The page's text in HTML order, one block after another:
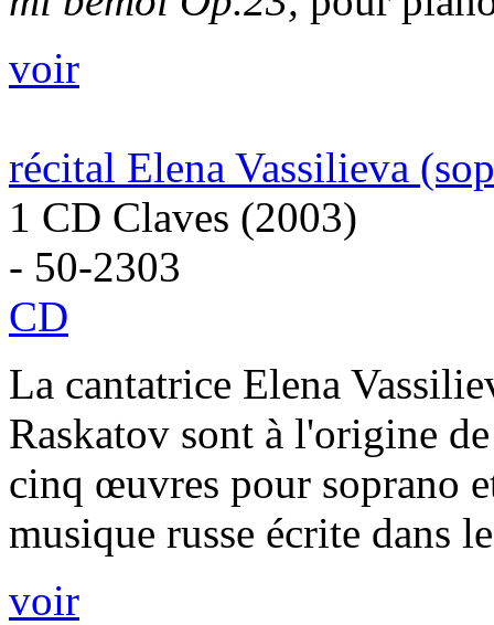
voir
récital Elena Vassilieva
1 CD Claves (2003)
- 50-2303
CD
La cantatrice Elena
Raskatov sont à l'origine
cinq œuvres pour soprano
musique russe écrite dans
voir